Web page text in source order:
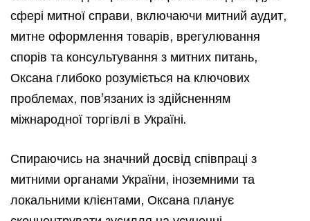
сфері митної справи, включаючи митний аудит,
митне оформлення товарів, врегулювання
спорів та консультування з митних питань,
Оксана глибоко розуміється на ключових
проблемах, пов’язаних із здійсненням
міжнародної торгівлі в Україні.
Спираючись на значний досвід співпраці з
митними органами України, іноземними та
локальними клієнтами, Оксана планує